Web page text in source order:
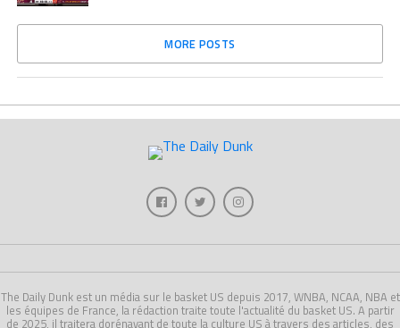
MORE POSTS
The Daily Dunk est un média sur le basket US depuis 2017, WNBA, NCAA, NBA et
les équipes de France, la rédaction traite toute l'actualité du basket US. A partir
de 2025, il traitera dorénavant de toute la culture US à travers des articles, des